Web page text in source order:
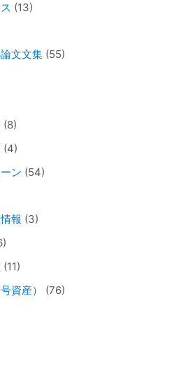
(13)
文文集 (55)
(8)
(4)
ン (54)
報 (3)
(11)
資産）
(76)